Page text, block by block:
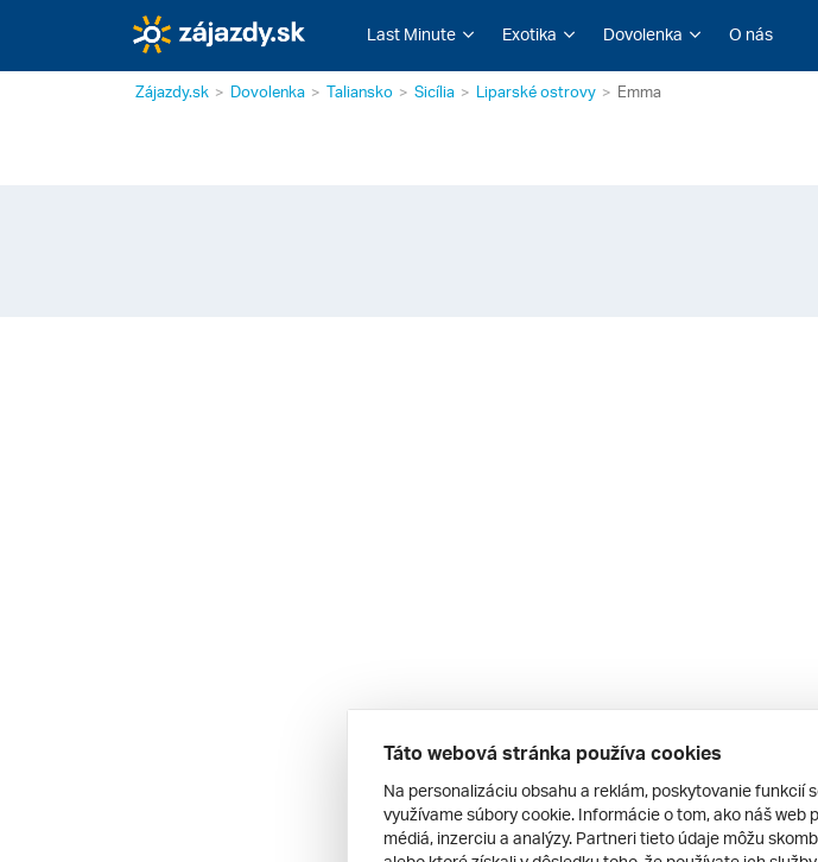
Last Minute Exotika Dovolenka O nás
Zájazdy.sk Dovolenka Taliansko Sicília Liparské ostrovy Emma
Táto webová stránka používa cookies
Na personalizáciu obsahu a reklám, poskytovanie funkcií
využívame súbory cookie. Informácie o tom, ako náš
médiá, inzerciu a analýzy. Partneri tieto údaje môžu